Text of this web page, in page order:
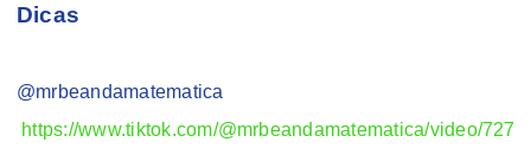
Dicas
@mrbeandamatematica
https://www.tiktok.com/@mrbeandamatematica/video/